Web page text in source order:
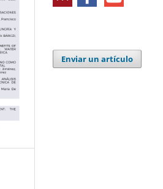
Enviar un artículo